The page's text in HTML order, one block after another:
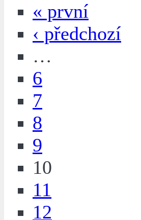
« první
‹ předchozí
…
6
7
8
9
10
11
12